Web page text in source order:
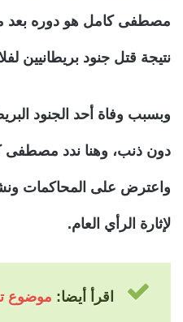
مصطفى كامل هو دوره بعد
نتيجة قتل جنود بريطانيين
وبسبب وفاة أحد الجنود
دون ذنب، وهنا ندد مصطفى
واعترض على المحاكمات
لإثارة الرأي العام.
اقرأ أيضا: موضوع